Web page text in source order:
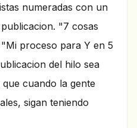
numeradas con un
"7 cosas
proceso para Y en 5
del hilo sea
cuando la gente
sigan teniendo